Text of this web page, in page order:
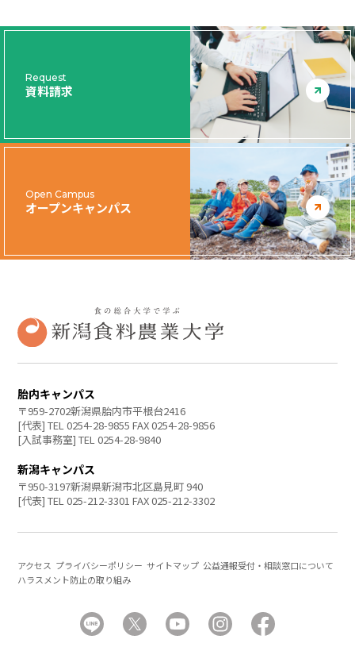
Request
資料請求
Open Campus
オープンキャンパス
胎内キャンパス
〒959-2702新潟県胎内市平根台2416
[代表] TEL 0254-28-9855 FAX 0254-28-9856
[入試事務室] TEL 0254-28-9840
新潟キャンパス
〒950-3197新潟県新潟市北区島見町 940
[代表] TEL 025-212-3301 FAX 025-212-3302
アクセス プライバシーポリシー サイトマップ 公益通報受付・相談窓口について
ハラスメント防止の取り組み